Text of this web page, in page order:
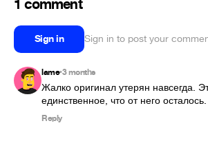
1 comment
Sign in Sign in to post your
lame•3 months
Жалко оригинал утерян навсегда.
единственное, что от него осталось.
Reply